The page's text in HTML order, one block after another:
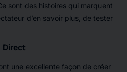
sont des histoires qui marquent
d’en savoir plus, de tester
Direct
une excellente façon de créer